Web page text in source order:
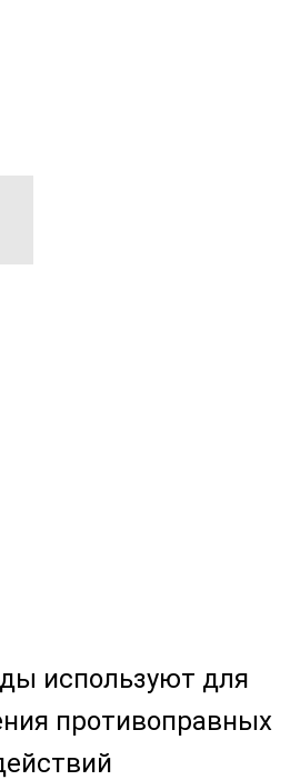
используют для
противоправных